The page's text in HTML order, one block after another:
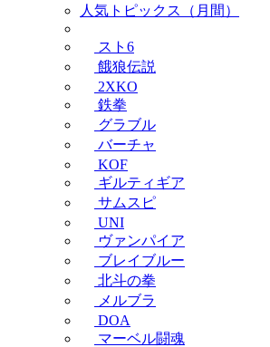
人気トピックス（月間）
スト6
餓狼伝説
2XKO
鉄拳
グラブル
バーチャ
KOF
ギルティギア
サムスピ
UNI
ヴァンパイア
ブレイブルー
北斗の拳
メルブラ
DOA
マーベル闘魂